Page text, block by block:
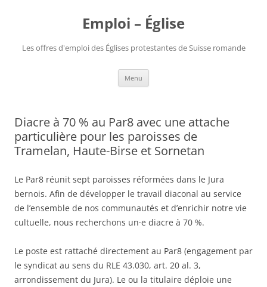
Emploi – Église
Les offres d'emploi des Églises protestantes de Suisse romande
Menu
Diacre à 70 % au Par8 avec une attache
particulière pour les paroisses de
Tramelan, Haute-Birse et Sornetan
Le Par8 réunit sept paroisses réformées dans le Jura
bernois. Afin de développer le travail diaconal au service
de l’ensemble de nos communautés et d’enrichir notre vie
cultuelle, nous recherchons un·e diacre à 70 %.
Le poste est rattaché directement au Par8 (engagement par
le syndicat au sens du RLE 43.030, art. 20 al. 3,
arrondissement du Jura). Le ou la titulaire déploie une